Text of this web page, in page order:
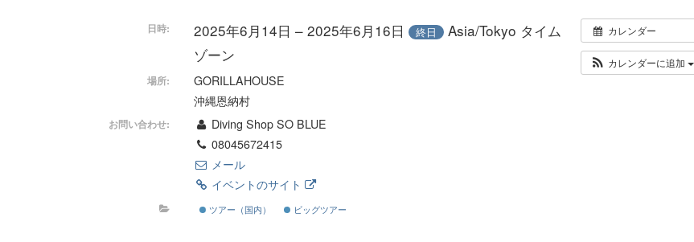
カレンダー
カレンダーに追加
日時: 2025年6月14日 – 2025年6月16日 終日
Asia/Tokyo タイム
ゾーン
場所:
GORILLAHOUSE
沖縄恩納村
お問い合わせ:
Diving Shop SO BLUE
08045672415
メール
イベントのサイト
ツアー（国内） ビッグツアー